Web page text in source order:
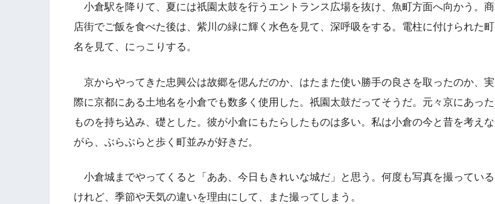
小倉駅を降りて、夏には祇園太鼓を行うエントランス広場を抜け、魚町方面へ向かう。商
店街でご飯を食べた後は、紫川の緑に輝く水色を見て、深呼吸をする。電柱に付けられた町
名を見て、にっこりする。
京からやってきた忠興公は故郷を偲んだのか、はたまた使い勝手の良さを取ったのか、実
際に京都にある土地名を小倉でも数多く使用した。祇園太鼓だってそうだ。元々京にあった
ものを持ち込み、礎とした。彼が小倉にもたらしたものは多い。私は小倉の今と昔を考えな
がら、ぶらぶらと歩く町並みが好きだ。
小倉城までやってくると「ああ、今日もきれいな城だ」と思う。何度も写真を撮っている
けれど、季節や天気の違いを理由にして、また撮ってしまう。